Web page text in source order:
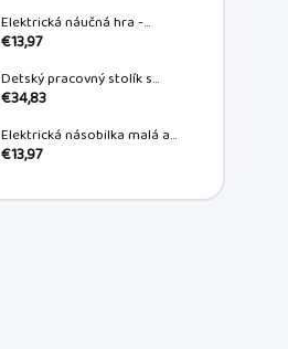
Elektrická náučná hra -
Sčítanie a odčítanie 6+
€13,97
Detský pracovný stolík s
náradím 2v1 v kufríku Deluxe
€34,83
Elektrická násobilka malá a
veľká 7+
€13,97